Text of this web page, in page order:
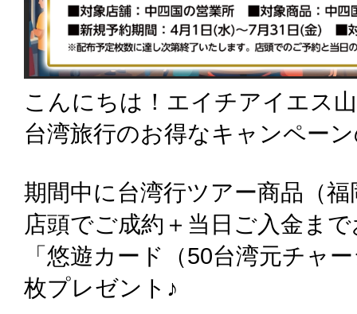
こんにちは！エイチアイエス
台湾旅行のお得なキャンペー
期間中に台湾行ツアー商品（
店頭でご成約＋当日ご入金ま
「悠遊カード（50台湾元チャ
枚プレゼント♪